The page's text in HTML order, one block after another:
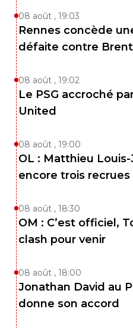
08 août , 19:03
Rennes concède
défaite contre
08 août , 19:02
Le PSG accroché
United
08 août , 19:00
OL : Matthieu Louis-
encore trois recrues
08 août , 18:30
OM : C’est officiel,
clash pour venir
08 août , 18:00
Jonathan David au
donne son accord